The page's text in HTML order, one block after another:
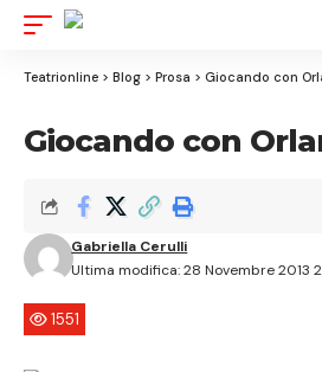
Teatrionline > Blog > Prosa > Giocando con
Giocando con
Ultima modifica: 28 Novembre 2013
Gabriella Cerulli
1551